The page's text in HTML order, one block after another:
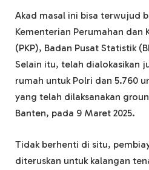
Akad masal ini bisa terwujud
Kementerian Perumahan dan
(PKP), Badan Pusat Statistik
Selain itu, telah dialokasikan
rumah untuk Polri dan 5.760
yang telah dilaksanakan
Banten, pada 9 Maret 2025.
Tidak berhenti di situ,
diteruskan untuk kalangan